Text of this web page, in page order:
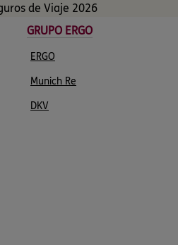
de Viaje 2026
GRUPO ERGO
ERGO
Munich Re
DKV